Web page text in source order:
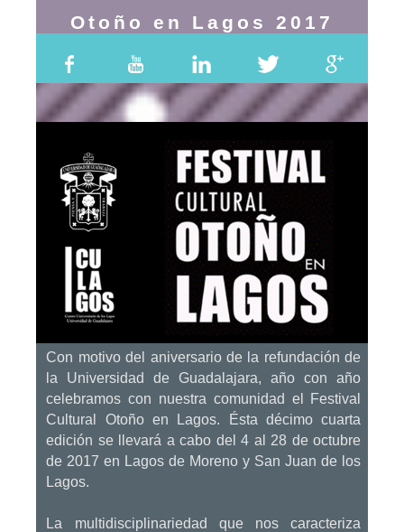
Otoño en Lagos 2017
Con motivo del aniversario de la refundación de
la Universidad de Guadalajara, año con año
celebramos con nuestra comunidad el Festival
Cultural Otoño en Lagos. Ésta décimo cuarta
edición se llevará a cabo del 4 al 28 de octubre
de 2017 en Lagos de Moreno y San Juan de los
Lagos.
La multidisciplinariedad que nos caracteriza